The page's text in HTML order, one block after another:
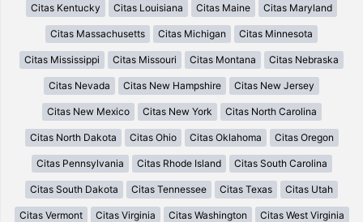
Citas Kentucky Citas Louisiana Citas Maine Citas Maryland
Citas Massachusetts Citas Michigan Citas Minnesota
Citas Mississippi Citas Missouri Citas Montana Citas Nebraska
Citas Nevada Citas New Hampshire Citas New Jersey
Citas New Mexico Citas New York Citas North Carolina
Citas North Dakota Citas Ohio Citas Oklahoma Citas Oregon
Citas Pennsylvania Citas Rhode Island Citas South Carolina
Citas South Dakota Citas Tennessee Citas Texas Citas Utah
Citas Vermont Citas Virginia Citas Washington Citas West Virginia